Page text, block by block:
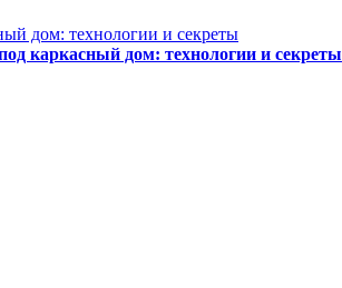
каркасный дом: технологии и секреты